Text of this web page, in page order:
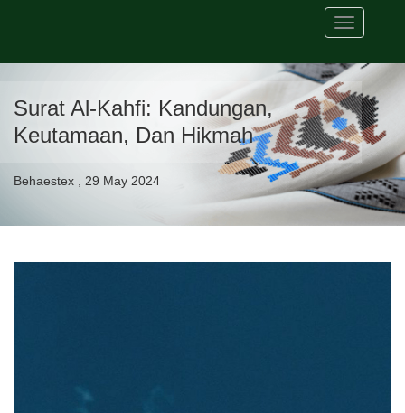
Toggle
navigation
Surat Al-Kahfi: Kandungan,
Keutamaan, Dan Hikmah
Behaestex , 29 May 2024